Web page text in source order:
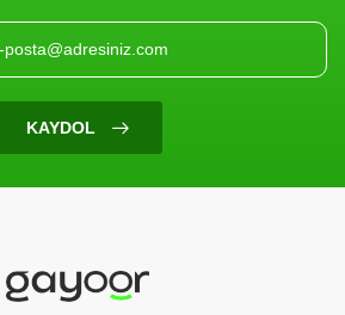
Uygun
KAYDOL